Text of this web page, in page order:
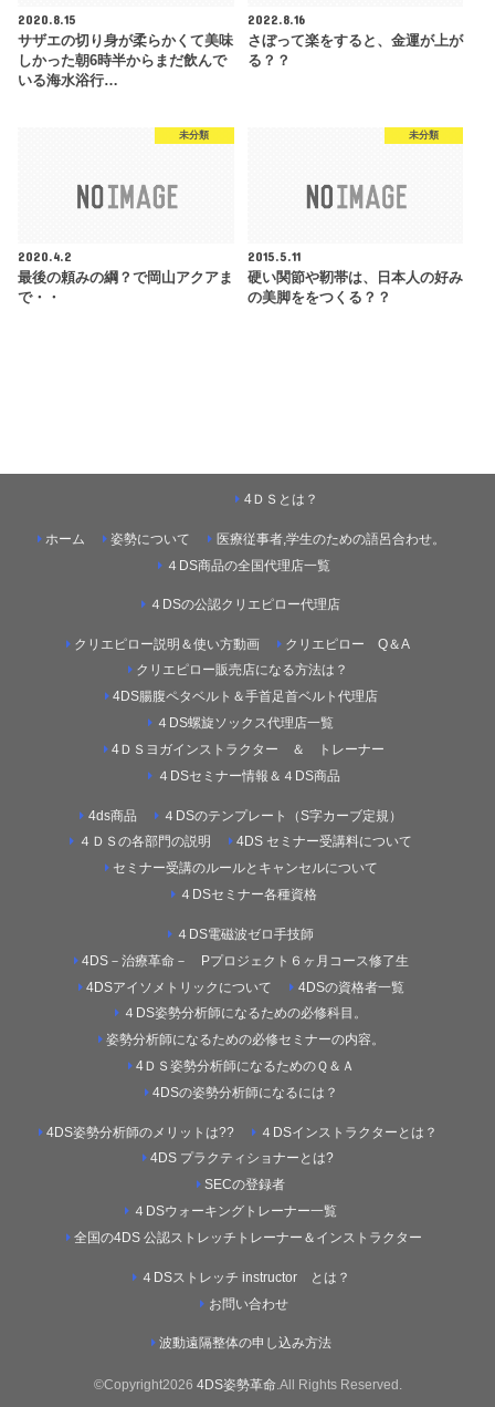
2020.8.15
サザエの切り身が柔らかくて美味
しかった朝6時半からまだ飲んで
いる海水浴行…
2022.8.16
さぼって楽をすると、金運が上が
る？？
未分類
2020.4.2
最後の頼みの綱？で岡山アクアま
で・・
未分類
2015.5.11
硬い関節や靭帯は、日本人の好み
の美脚ををつくる？？
ホーム
4ＤＳとは？
姿勢について
医療従事者,学生のための語呂合わせ。
４DS商品の全国代理店一覧
４DSの公認クリエピロー代理店
クリエピロー説明＆使い方動画
クリエピロー Q＆A
クリエピロー販売店になる方法は？
4DS腸腹ペタベルト＆手首足首ベルト代理店
４DS螺旋ソックス代理店一覧
4ＤＳヨガインストラクター ＆ トレーナー
４DSセミナー情報＆４DS商品
4ds商品
４DSのテンプレート（S字カーブ定規）
４ＤＳの各部門の説明
4DS セミナー受講料について
セミナー受講のルールとキャンセルについて
４DSセミナー各種資格
４DS電磁波ゼロ手技師
4DS－治療革命－ Pプロジェクト６ヶ月コース修了生
4DSアイソメトリックについて
4DSの資格者一覧
４DS姿勢分析師になるための必修科目。
姿勢分析師になるための必修セミナーの内容。
4ＤＳ姿勢分析師になるためのＱ＆Ａ
4DSの姿勢分析師になるには？
4DS姿勢分析師のメリットは??
４DSインストラクターとは？
4DS プラクティショナーとは?
SECの登録者
４DSウォーキングトレーナー一覧
全国の4DS 公認ストレッチトレーナー＆インストラクター
４DSストレッチ instructor とは？
お問い合わせ
波動遠隔整体の申し込み方法
©Copyright2026 4DS姿勢革命 .All Rights Reserved.